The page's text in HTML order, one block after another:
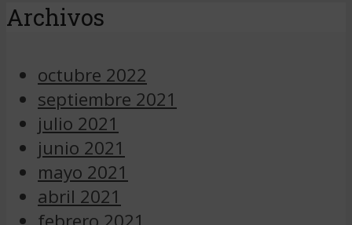
Archivos
octubre 2022
septiembre 2021
julio 2021
junio 2021
mayo 2021
abril 2021